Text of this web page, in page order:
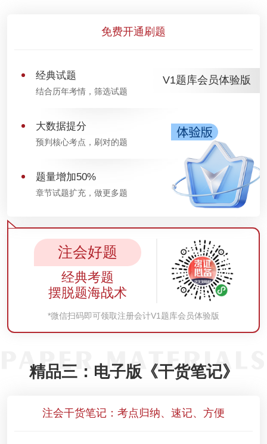
免费开通刷题
经典试题
结合历年考情，筛选试题
大数据提分
预判核心考点，刷对的题
题量增加50%
章节试题扩充，做更多题
V1题库会员体验版
注会好题
经典考题
摆脱题海战术
*微信扫码即可领取注册会计V1题库会员体验版
精品三：电子版《干货笔记》
注会干货笔记：考点归纳、速记、方便